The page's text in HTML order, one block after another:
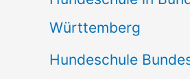
Württemberg
Hundeschule